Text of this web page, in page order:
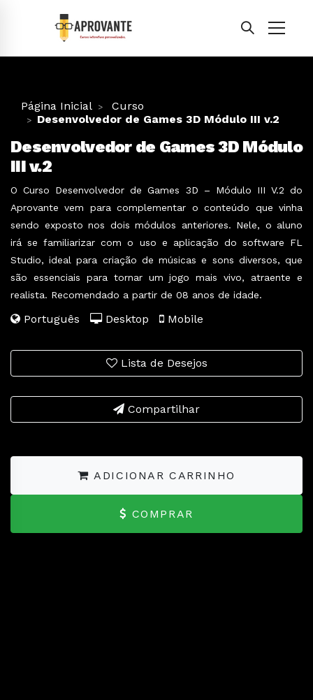
Página Inicial
Curso
Desenvolvedor de Games 3D Módulo III v.2
Desenvolvedor de Games 3D Módulo
III v.2
O Curso Desenvolvedor de Games 3D – Módulo III V.2 do
Aprovante vem para complementar o conteúdo que vinha
sendo exposto nos dois módulos anteriores. Nele, o aluno
irá se familiarizar com o uso e aplicação do software FL
Studio, ideal para criação de músicas e sons diversos, que
são essenciais para tornar um jogo mais vivo, atraente e
realista. Recomendado a partir de 08 anos de idade.
Português Desktop Mobile
Lista de Desejos
Compartilhar
ADICIONAR CARRINHO
COMPRAR